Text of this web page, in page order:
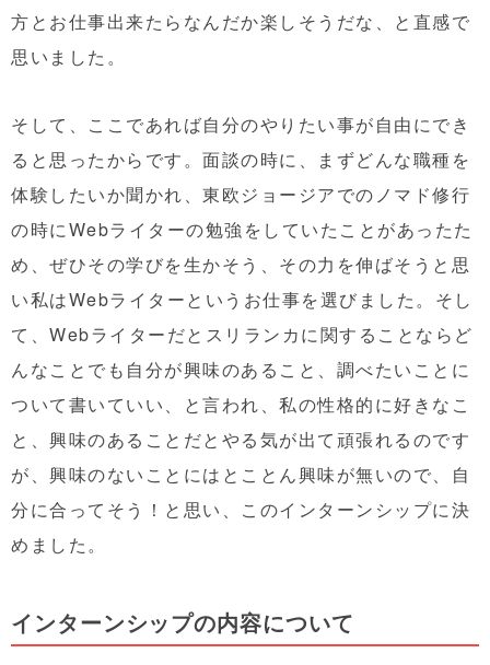
方とお仕事出来たらなんだか楽しそうだな、と直感で
思いました。
そして、ここであれば自分のやりたい事が自由にでき
ると思ったからです。面談の時に、まずどんな職種を
体験したいか聞かれ、東欧ジョージアでのノマド修行
の時にWebライターの勉強をしていたことがあったた
め、ぜひその学びを生かそう、その力を伸ばそうと思
い私はWebライターというお仕事を選びました。そし
て、Webライターだとスリランカに関することならど
んなことでも自分が興味のあること、調べたいことに
ついて書いていい、と言われ、私の性格的に好きなこ
と、興味のあることだとやる気が出て頑張れるのです
が、興味のないことにはとことん興味が無いので、自
分に合ってそう！と思い、このインターンシップに決
めました。
インターンシップの内容について